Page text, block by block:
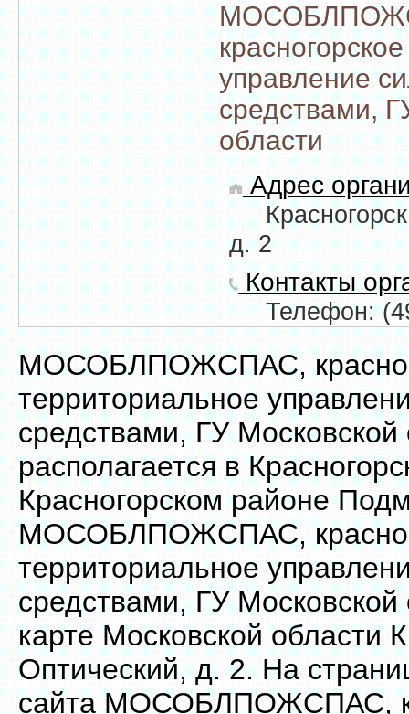
управление
средствами,
области
Адрес
д. 2
Контакты
Телефон:
МОСОБЛПОЖСПАС,
территориальное
средствами, ГУ Московской
располагается в
Красногорском районе
МОСОБЛПОЖСПАС,
территориальное
средствами, ГУ Московской
карте Московской области
Оптический, д. 2. На
сайта МОСОБЛПОЖСПАС,